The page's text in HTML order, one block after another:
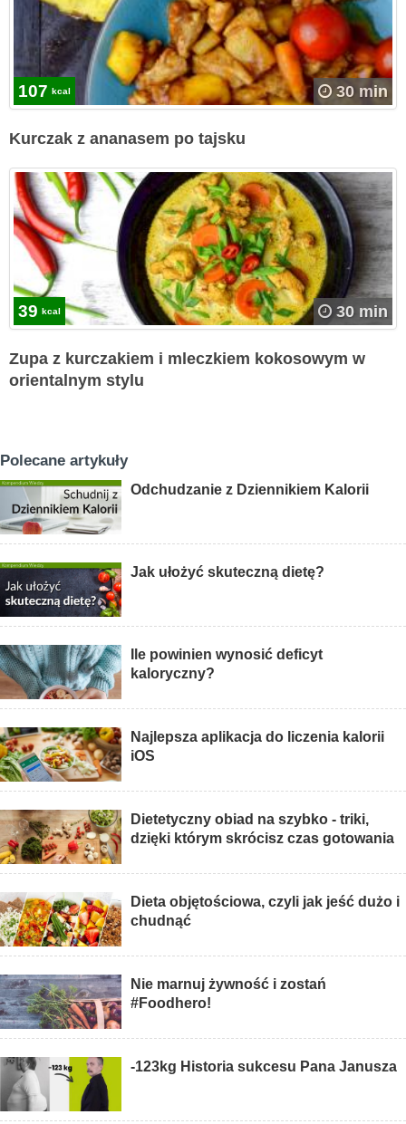
107 kcal 30 min
Kurczak z ananasem po tajsku
39 kcal 30 min
Zupa z kurczakiem i mleczkiem kokosowym w
orientalnym stylu
Polecane artykuły
Odchudzanie z Dziennikiem Kalorii
Jak ułożyć skuteczną dietę?
Ile powinien wynosić deficyt
kaloryczny?
Najlepsza aplikacja do liczenia kalorii
iOS
Dietetyczny obiad na szybko - triki,
dzięki którym skrócisz czas gotowania
Dieta objętościowa, czyli jak jeść dużo i
chudnąć
Nie marnuj żywność i zostań
#Foodhero!
-123kg Historia sukcesu Pana Janusza